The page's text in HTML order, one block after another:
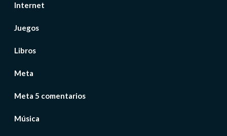
Internet
Juegos
Libros
Meta
Meta 5 comentarios
Música